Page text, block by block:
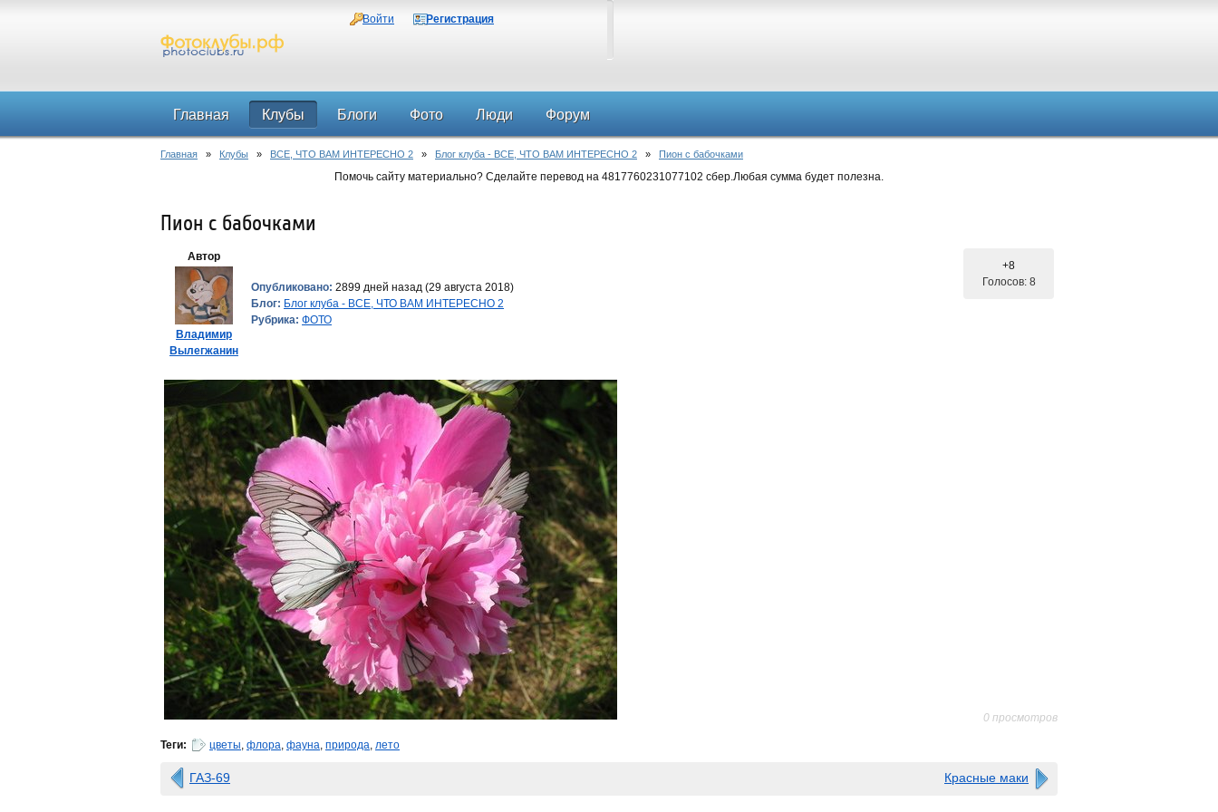
Войти Регистрация
Главная Клубы Блоги Фото Люди Форум
Главная » Клубы » ВСЕ, ЧТО ВАМ ИНТЕРЕСНО 2 » Блог клуба - ВСЕ, ЧТО ВАМ ИНТЕРЕСНО 2 » Пион с бабочками
Помочь сайту материально? Сделайте перевод на 4817760231077102 сбер.Любая сумма будет полезна.
Пион с бабочками
Автор
Владимир
Вылегжанин
Опубликовано: 2899 дней назад (29 августа 2018)
Блог: Блог клуба - ВСЕ, ЧТО ВАМ ИНТЕРЕСНО 2
Рубрика: ФОТО
+8
Голосов: 8
0 просмотров
Теги: цветы, флора, фауна, природа, лето
ГАЗ-69 Красные маки